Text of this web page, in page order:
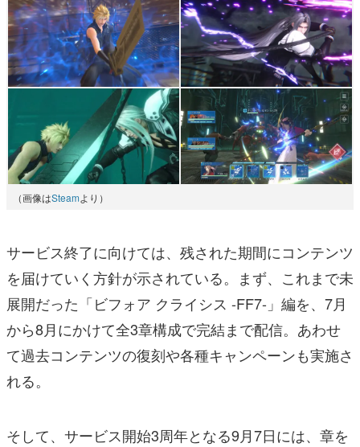
（画像はSteamより）
サービス終了に向けては、残された期間にコンテンツ
を届けていく方針が示されている。まず、これまで未
展開だった「ビフォア クライシス -FF7-」編を、7月
から8月にかけて全3章構成で完結まで配信。あわせ
て過去コンテンツの復刻や各種キャンペーンも実施さ
れる。
そして、サービス開始3周年となる9月7日には、章を